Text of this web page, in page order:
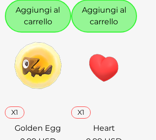
Aggiungi al
carrello
Aggiungi al
carrello
X1
Golden Egg
X1
Heart